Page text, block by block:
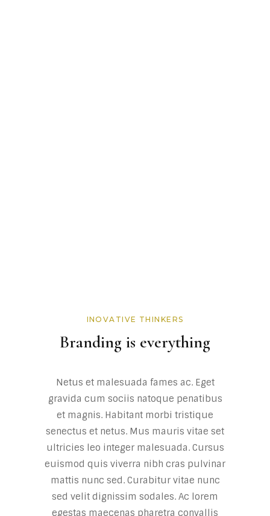
INOVATIVE THINKERS
Branding is everything
Netus et malesuada fames ac. Eget
gravida cum sociis natoque penatibus
et magnis. Habitant morbi tristique
senectus et netus. Mus mauris vitae set
ultricies leo integer malesuada. Cursus
euismod quis viverra nibh cras pulvinar
mattis nunc sed. Curabitur vitae nunc
sed velit dignissim sodales. Ac lorem
egestas maecenas pharetra convallis